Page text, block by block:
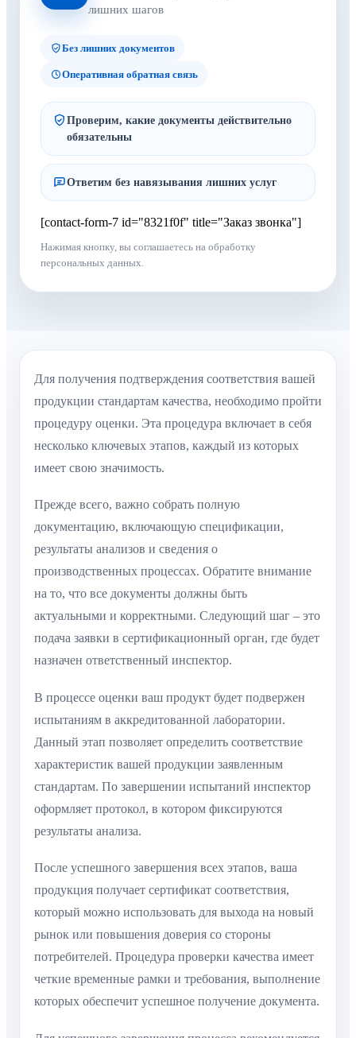
лишних шагов
Без лишних документов
Оперативная обратная связь
Проверим, какие документы действительно
обязательны
Ответим без навязывания лишних услуг
[contact-form-7 id="8321f0f" title="Заказ звонка"]
Нажимая кнопку, вы соглашаетесь на обработку
персональных данных.
Для получения подтверждения соответствия вашей
продукции стандартам качества, необходимо пройти
процедуру оценки. Эта процедура включает в себя
несколько ключевых этапов, каждый из которых
имеет свою значимость.
Прежде всего, важно собрать полную
документацию, включающую спецификации,
результаты анализов и сведения о
производственных процессах. Обратите внимание
на то, что все документы должны быть
актуальными и корректными. Следующий шаг – это
подача заявки в сертификационный орган, где будет
назначен ответственный инспектор.
В процессе оценки ваш продукт будет подвержен
испытаниям в аккредитованной лаборатории.
Данный этап позволяет определить соответствие
характеристик вашей продукции заявленным
стандартам. По завершении испытаний инспектор
оформляет протокол, в котором фиксируются
результаты анализа.
После успешного завершения всех этапов, ваша
продукция получает сертификат соответствия,
который можно использовать для выхода на новый
рынок или повышения доверия со стороны
потребителей. Процедура проверки качества имеет
четкие временные рамки и требования, выполнение
которых обеспечит успешное получение документа.